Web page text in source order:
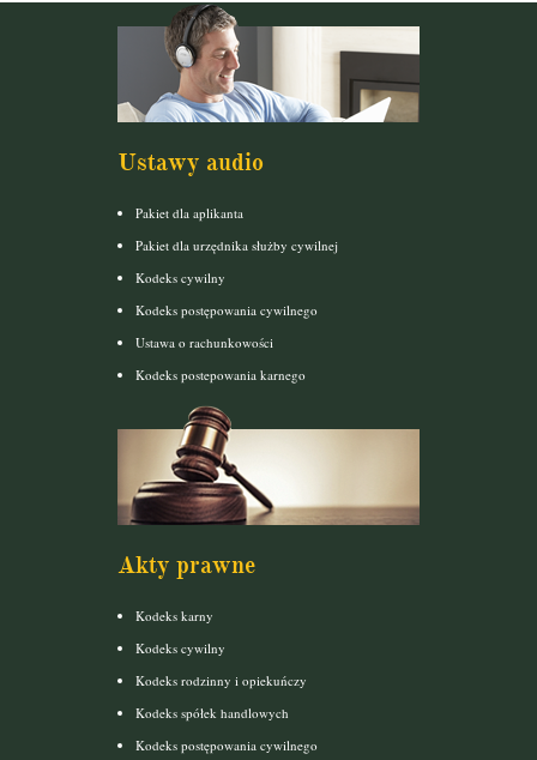
Ustawy audio
Pakiet dla aplikanta
Pakiet dla urzędnika służby cywilnej
Kodeks cywilny
Kodeks postępowania cywilnego
Ustawa o rachunkowości
Kodeks postepowania karnego
Akty prawne
Kodeks karny
Kodeks cywilny
Kodeks rodzinny i opiekuńczy
Kodeks spółek handlowych
Kodeks postępowania cywilnego